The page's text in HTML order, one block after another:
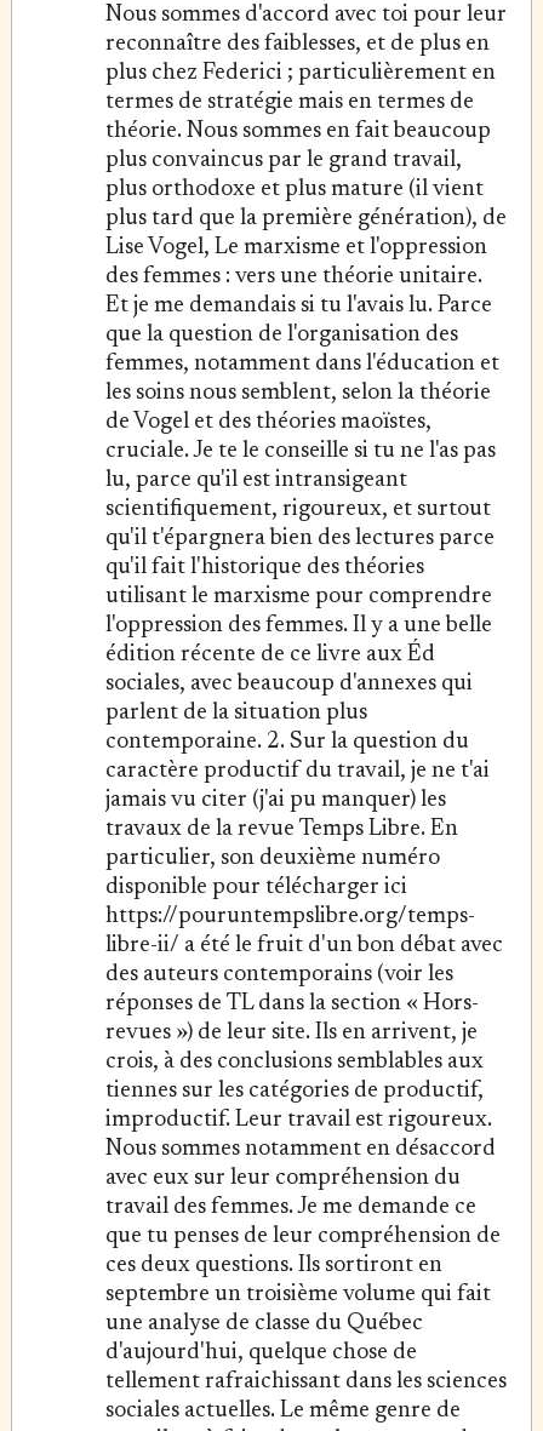
Nous sommes d'accord avec toi pour leur
reconnaître des faiblesses, et de plus en
plus chez Federici ; particulièrement en
termes de stratégie mais en termes de
théorie. Nous sommes en fait beaucoup
plus convaincus par le grand travail,
plus orthodoxe et plus mature (il vient
plus tard que la première génération), de
Lise Vogel, Le marxisme et l'oppression
des femmes : vers une théorie unitaire.
Et je me demandais si tu l'avais lu. Parce
que la question de l'organisation des
femmes, notamment dans l'éducation et
les soins nous semblent, selon la théorie
de Vogel et des théories maoïstes,
cruciale. Je te le conseille si tu ne l'as pas
lu, parce qu'il est intransigeant
scientifiquement, rigoureux, et surtout
qu'il t'épargnera bien des lectures parce
qu'il fait l'historique des théories
utilisant le marxisme pour comprendre
l'oppression des femmes. Il y a une belle
édition récente de ce livre aux Éd
sociales, avec beaucoup d'annexes qui
parlent de la situation plus
contemporaine. 2. Sur la question du
caractère productif du travail, je ne t'ai
jamais vu citer (j'ai pu manquer) les
travaux de la revue Temps Libre. En
particulier, son deuxième numéro
disponible pour télécharger ici
https://pouruntempslibre.org/temps-
libre-ii/ a été le fruit d'un bon débat avec
des auteurs contemporains (voir les
réponses de TL dans la section « Hors-
revues ») de leur site. Ils en arrivent, je
crois, à des conclusions semblables aux
tiennes sur les catégories de productif,
improductif. Leur travail est rigoureux.
Nous sommes notamment en désaccord
avec eux sur leur compréhension du
travail des femmes. Je me demande ce
que tu penses de leur compréhension de
ces deux questions. Ils sortiront en
septembre un troisième volume qui fait
une analyse de classe du Québec
d'aujourd'hui, quelque chose de
tellement rafraichissant dans les sciences
sociales actuelles. Le même genre de